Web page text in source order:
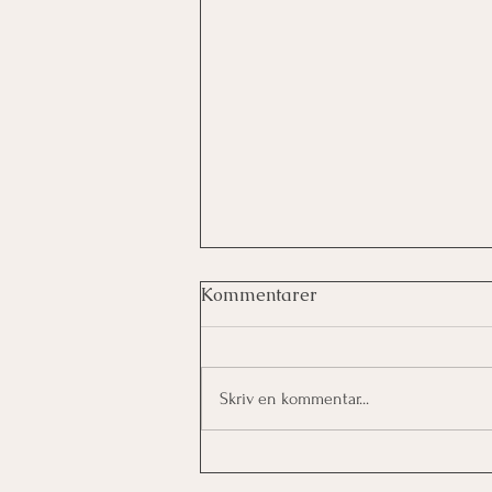
Kommentarer
Skriv en kommentar...